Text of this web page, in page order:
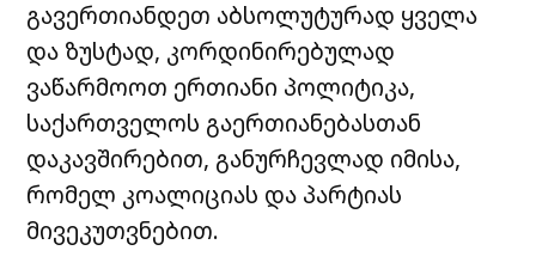
გავერთიანდეთ აბსოლუტურად ყველა
და ზუსტად, კორდინირებულად
ვაწარმოოთ ერთიანი პოლიტიკა,
საქართველოს გაერთიანებასთან
დაკავშირებით, განურჩევლად იმისა,
რომელ კოალიციას და პარტიას
მივეკუთვნებით.